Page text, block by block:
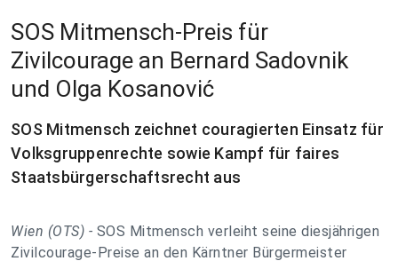
SOS Mitmensch-Preis für
Zivilcourage an Bernard Sadovnik
und Olga Kosanović
SOS Mitmensch zeichnet couragierten Einsatz für
Volksgruppenrechte sowie Kampf für faires
Staatsbürgerschaftsrecht aus
Wien (OTS) - SOS Mitmensch verleiht seine diesjährigen
Zivilcourage-Preise an den Kärntner Bürgermeister